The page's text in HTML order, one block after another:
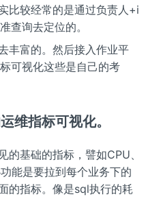
比较经常的是通过负责人+i
查询去定位的。
丰富的。然后接入作业平
可视化这些是自己的考
维指标可视化。
的基础的指标，譬如CPU、
能是要拉到每个业务下的
的指标。像是sql执行的耗